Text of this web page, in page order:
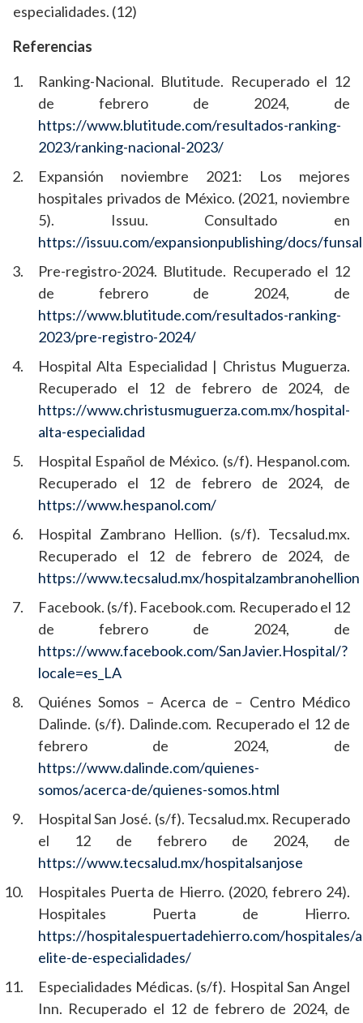
especialidades. (12)
Referencias
Ranking-Nacional. Blutitude. Recuperado el 12
de febrero de 2024, de
https://www.blutitude.com/resultados-ranking-
2023/ranking-nacional-2023/
Expansión noviembre 2021: Los mejores
hospitales privados de México. (2021, noviembre
5). Issuu. Consultado en
https://issuu.com/expansionpublishing/docs/
Pre-registro-2024. Blutitude. Recuperado el 12
de febrero de 2024, de
https://www.blutitude.com/resultados-ranking-
2023/pre-registro-2024/
Hospital Alta Especialidad | Christus Muguerza.
Recuperado el 12 de febrero de 2024, de
https://www.christusmuguerza.com.mx/hospital-
alta-especialidad
Hospital Español de México. (s/f). Hespanol.com.
Recuperado el 12 de febrero de 2024, de
https://www.hespanol.com/
Hospital Zambrano Hellion. (s/f). Tecsalud.mx.
Recuperado el 12 de febrero de 2024, de
https://www.tecsalud.mx/hospitalzambranohellion
Facebook. (s/f). Facebook.com. Recuperado el 12
de febrero de 2024, de
https://www.facebook.com/SanJavier.Hospital/?
locale=es_LA
Quiénes Somos – Acerca de – Centro Médico
Dalinde. (s/f). Dalinde.com. Recuperado el 12 de
febrero de 2024, de
https://www.dalinde.com/quienes-
somos/acerca-de/quienes-somos.html
Hospital San José. (s/f). Tecsalud.mx. Recuperado
el 12 de febrero de 2024, de
https://www.tecsalud.mx/hospitalsanjose
Hospitales Puerta de Hierro. (2020, febrero 24).
Hospitales Puerta de Hierro.
https://hospitalespuertadehierro.com/hospitales/
elite-de-especialidades/
Especialidades Médicas. (s/f). Hospital San Angel
Inn. Recuperado el 12 de febrero de 2024, de